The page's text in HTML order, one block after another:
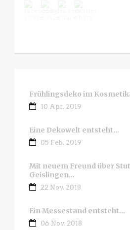
Frühlingsdeko im
10 Apr. 2019
Eine Dekowelt entsteht…
05 Feb. 2019
Mit neuem Freund über
Geislingen…
22 Nov. 2018
Ein Messestand entsteht…
06 Nov. 2018